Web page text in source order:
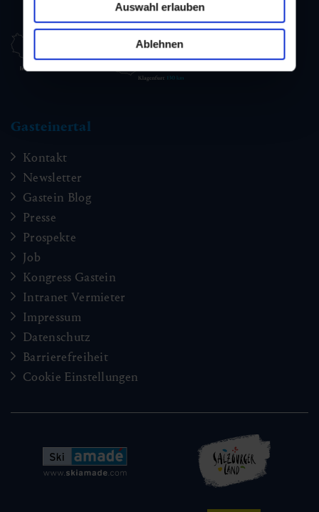
Auswahl erlauben
Ablehnen
Gasteinertal
Kontakt
Newsletter
Gastein Blog
Presse
Prospekte
Job
Kongress Gastein
Intranet Vermieter
Impressum
Datenschutz
Barrierefreiheit
Cookie Einstellungen